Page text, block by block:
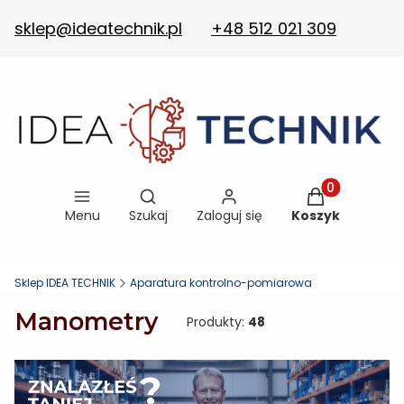
sklep@ideatechnik.pl +48 512 021 309
Menu
Otwórz wyszukiwarkę
Szukaj Zaloguj się
Produkty w
Koszyk
Sklep IDEA TECHNIK Aparatura kontrolno-pomiarowa
Manometry Produkty: 48